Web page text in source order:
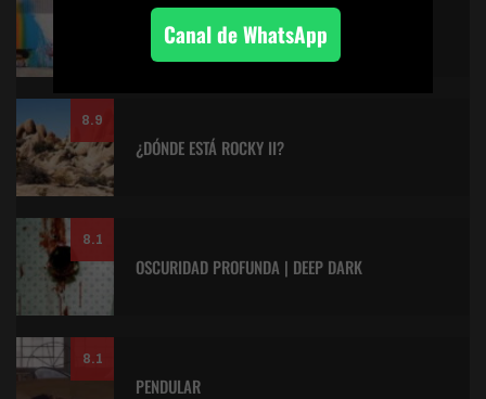
KITANO > AQUILES Y LA TORTUGA
8.9
¿DÓNDE ESTÁ ROCKY II?
8.1
OSCURIDAD PROFUNDA | DEEP DARK
8.1
PENDULAR
Canal de WhatsApp